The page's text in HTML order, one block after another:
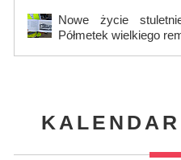
Nowe życie
Półmetek wielkiego